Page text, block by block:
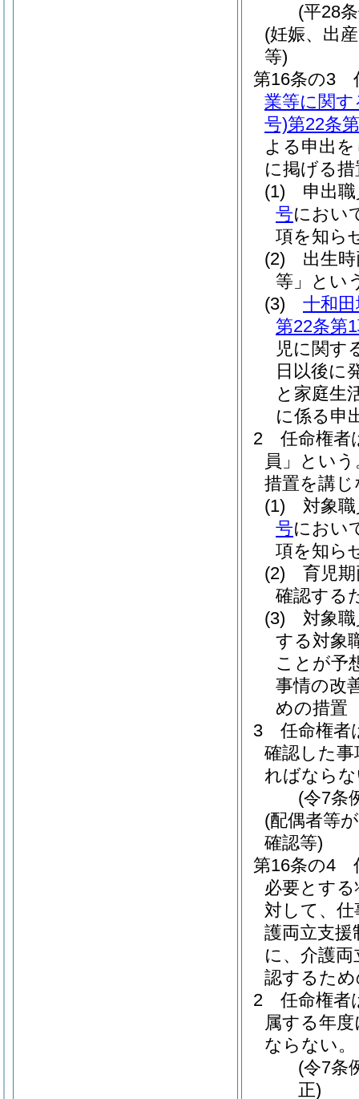
(平28
(妊娠、出
等)
第16条の3
業等に関す
号)第22条
よる申出
に掲げる
(1)
申出
号におい
項を知ら
(2)
出生
等」とい
(3)
十和
第22条第
児に関す
日以後に
と家庭生
に係る申
2
任命権者
員」という
措置を講
(1)
対象
号におい
項を知ら
(2)
育児
確認する
(3)
対象
する対象
ことが予
事情の改
めの措置
3
任命権者
確認した
ればなら
(令7条
(配偶者等
確認等)
第16条の4
必要とす
対して、
護両立支援
に、介護
認するた
2
任命権者
属する年
ならない。
(令7条
正)